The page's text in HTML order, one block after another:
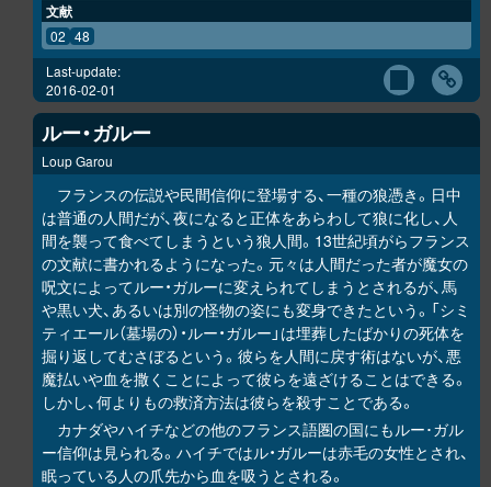
文献
02 48
Last-update:
2016-02-01
ルー・ガルー
Loup Garou
フランスの伝説や民間信仰に登場する、一種の狼憑き。日中
は普通の人間だが、夜になると正体をあらわして狼に化し、人
間を襲って食べてしまうという狼人間。13世紀頃がらフランス
の文献に書かれるようになった。元々は人間だった者が魔女の
呪文によってルー・ガルーに変えられてしまうとされるが、馬
や黒い犬、あるいは別の怪物の姿にも変身できたという。「シミ
ティエール（墓場の）・ルー・ガルー」は埋葬したばかりの死体を
掘り返してむさぼるという。彼らを人間に戻す術はないが、悪
魔払いや血を撒くことによって彼らを遠ざけることはできる。
しかし、何よりもの救済方法は彼らを殺すことである。
カナダやハイチなどの他のフランス語圏の国にもルー･ガル
ー信仰は見られる。ハイチではル・ガルーは赤毛の女性とされ、
眠っている人の爪先から血を吸うとされる。